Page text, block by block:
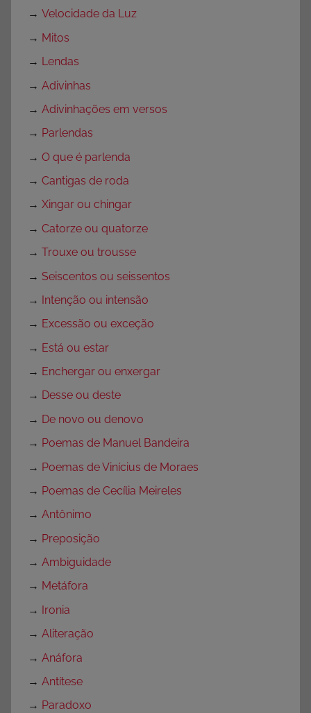
→ Velocidade da Luz
→ Mitos
→ Lendas
→ Adivinhas
→ Adivinhações em versos
→ Parlendas
→ O que é parlenda
→ Cantigas de roda
→ Xingar ou chingar
→ Catorze ou quatorze
→ Trouxe ou trousse
→ Seiscentos ou seissentos
→ Intenção ou intensão
→ Excessão ou exceção
→ Está ou estar
→ Enchergar ou enxergar
→ Desse ou deste
→ De novo ou denovo
→ Poemas de Manuel Bandeira
→ Poemas de Vinícius de Moraes
→ Poemas de Cecília Meireles
→ Antônimo
→ Preposição
→ Ambiguidade
→ Metáfora
→ Ironia
→ Aliteração
→ Anáfora
→ Antítese
→ Paradoxo